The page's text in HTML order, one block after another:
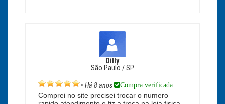
Dilly
São Paulo / SP
• Há 8 anos Compra verificada
Comprei no site precisei trocar o numero